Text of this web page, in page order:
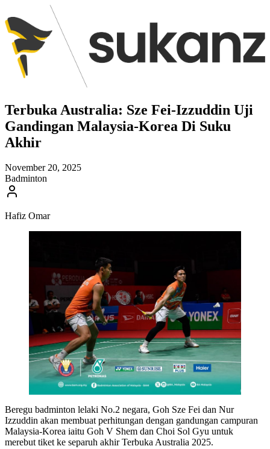
Terbuka Australia: Sze Fei-Izzuddin Uji
Gandingan Malaysia-Korea Di Suku
Akhir
November 20, 2025
Badminton
Hafiz Omar
Beregu badminton lelaki No.2 negara, Goh Sze Fei dan Nur
Izzuddin akan membuat perhitungan dengan gandungan campuran
Malaysia-Korea iaitu Goh V Shem dan Choi Sol Gyu untuk
merebut tiket ke separuh akhir Terbuka Australia 2025.